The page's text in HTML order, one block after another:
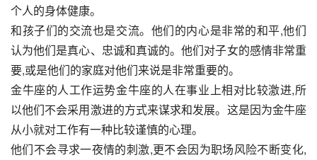
个人的身体健康。
和孩子们的交流也是交流。他们的内心是非常的和平,他们
认为他们是真心、忠诚和真诚的。他们对子女的感情非常重
要,或是他们的家庭对他们来说是非常重要的。
金牛座的人工作运势金牛座的人在事业上相对比较激进,所
以他们不会采用激进的方式来谋求和发展。这是因为金牛座
从小就对工作有一种比较谨慎的心理。
他们不会寻求一夜情的刺激,更不会因为职场风险不断变化,